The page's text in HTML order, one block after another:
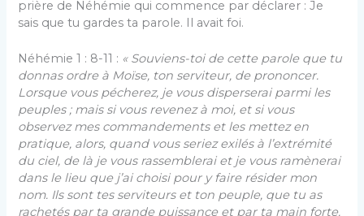
prière de Néhémie qui commence par déclarer : Je
sais que tu gardes ta parole. Il avait foi.
Néhémie 1 : 8-11 : « Souviens-toi de cette parole que tu
donnas ordre à Moïse, ton serviteur, de prononcer.
Lorsque vous pécherez, je vous disperserai parmi les
peuples ; mais si vous revenez à moi, et si vous
observez mes commandements et les mettez en
pratique, alors, quand vous seriez exilés à l’extrémité
du ciel, de là je vous rassemblerai et je vous ramènerai
dans le lieu que j’ai choisi pour y faire résider mon
nom. Ils sont tes serviteurs et ton peuple, que tu as
rachetés par ta grande puissance et par ta main forte.